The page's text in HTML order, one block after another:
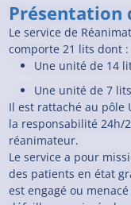
Présentation
Le service de
comporte 21 lits dont :
Une unité de 14
Une unité de 7
Il est rattaché au pôle
la responsabilité 24h/
réanimateur.
Le service a pour
des patients en état
est engagé ou